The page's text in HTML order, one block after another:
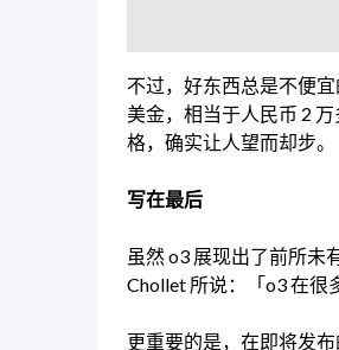
不过，好东西总是不便
美金，相当于人民币 2
格，确实让人望而却步。
写在最后
虽然 o3 展现出了前所未
Chollet 所说：「o3 在很
更重要的是，在即将发